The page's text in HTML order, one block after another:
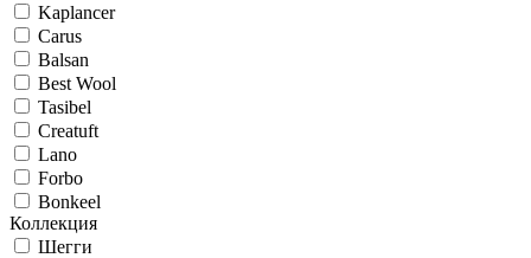
Kaplancer
Carus
Balsan
Best Wool
Tasibel
Creatuft
Lano
Forbo
Bonkeel
Коллекция
Шегги